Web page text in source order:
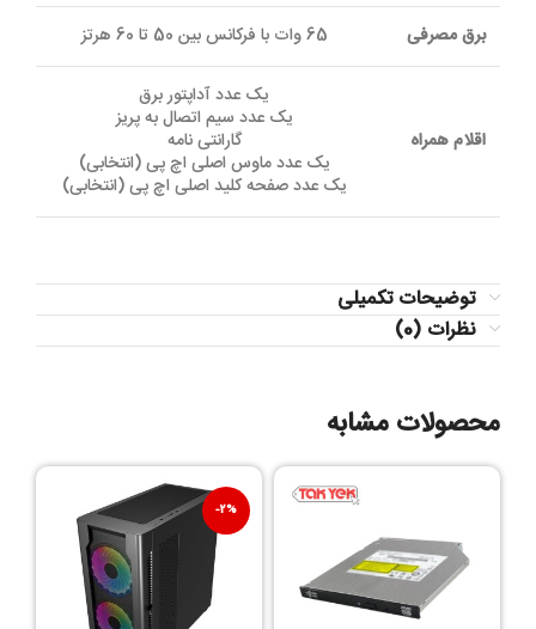
برق مصرفی 65 وات با فرکانس بین 50 تا 60 هرتز
اقلام همراه
یک عدد آداپتور برق
یک عدد سیم اتصال به پریز
گارانتی نامه
یک عدد ماوس اصلی اچ پی (انتخابی)
یک عدد صفحه کلید اصلی اچ پی (انتخابی)
توضیحات تکمیلی
نظرات (0)
محصولات مشابه
-2%